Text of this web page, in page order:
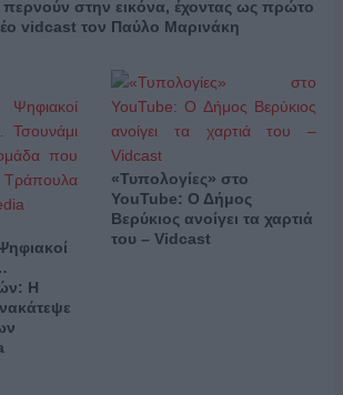
περνούν στην εικόνα, έχοντας ως πρώτο
vidcast τον Παύλο Μαρινάκη
Η
«Τυπολογίες» στο
YouTube: Ο Δήμος
Βερύκιος ανοίγει τα χαρτιά
του – Vidcast